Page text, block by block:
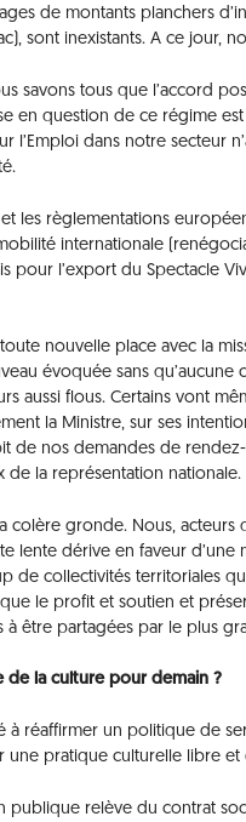
de montants planchers
sont inexistants. A ce jour,
savons tous que l’accord
en question de ce régime
l’Emploi dans notre secteur
les règlementations
internationale
pour l’export du Spectacle
nouvelle place avec la
évoquée sans qu’aucune
aussi flous. Certains vont
la Ministre, sur ses
de nos demandes de
de la représentation nationale.
colère gronde. Nous,
lente dérive en faveur
de collectivités territoriales
le profit et soutien et
à être partagées par le plus
la culture pour demain ?
à réaffirmer un politique de
une pratique culturelle libre et
publique relève du contrat